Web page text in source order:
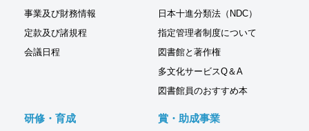
事業及び財務情報
定款及び諸規程
会議日程
日本十進分類法（NDC）
指定管理者制度について
図書館と著作権
多文化サービスQ＆A
図書館員のおすすめ本
研修・育成 賞・助成事業